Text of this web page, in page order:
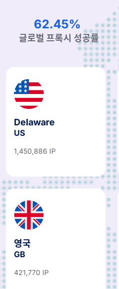
99.90%
글로벌 프록시 성공률
Delaware
US
1,450,886 IP
영국
GB
421,770 IP